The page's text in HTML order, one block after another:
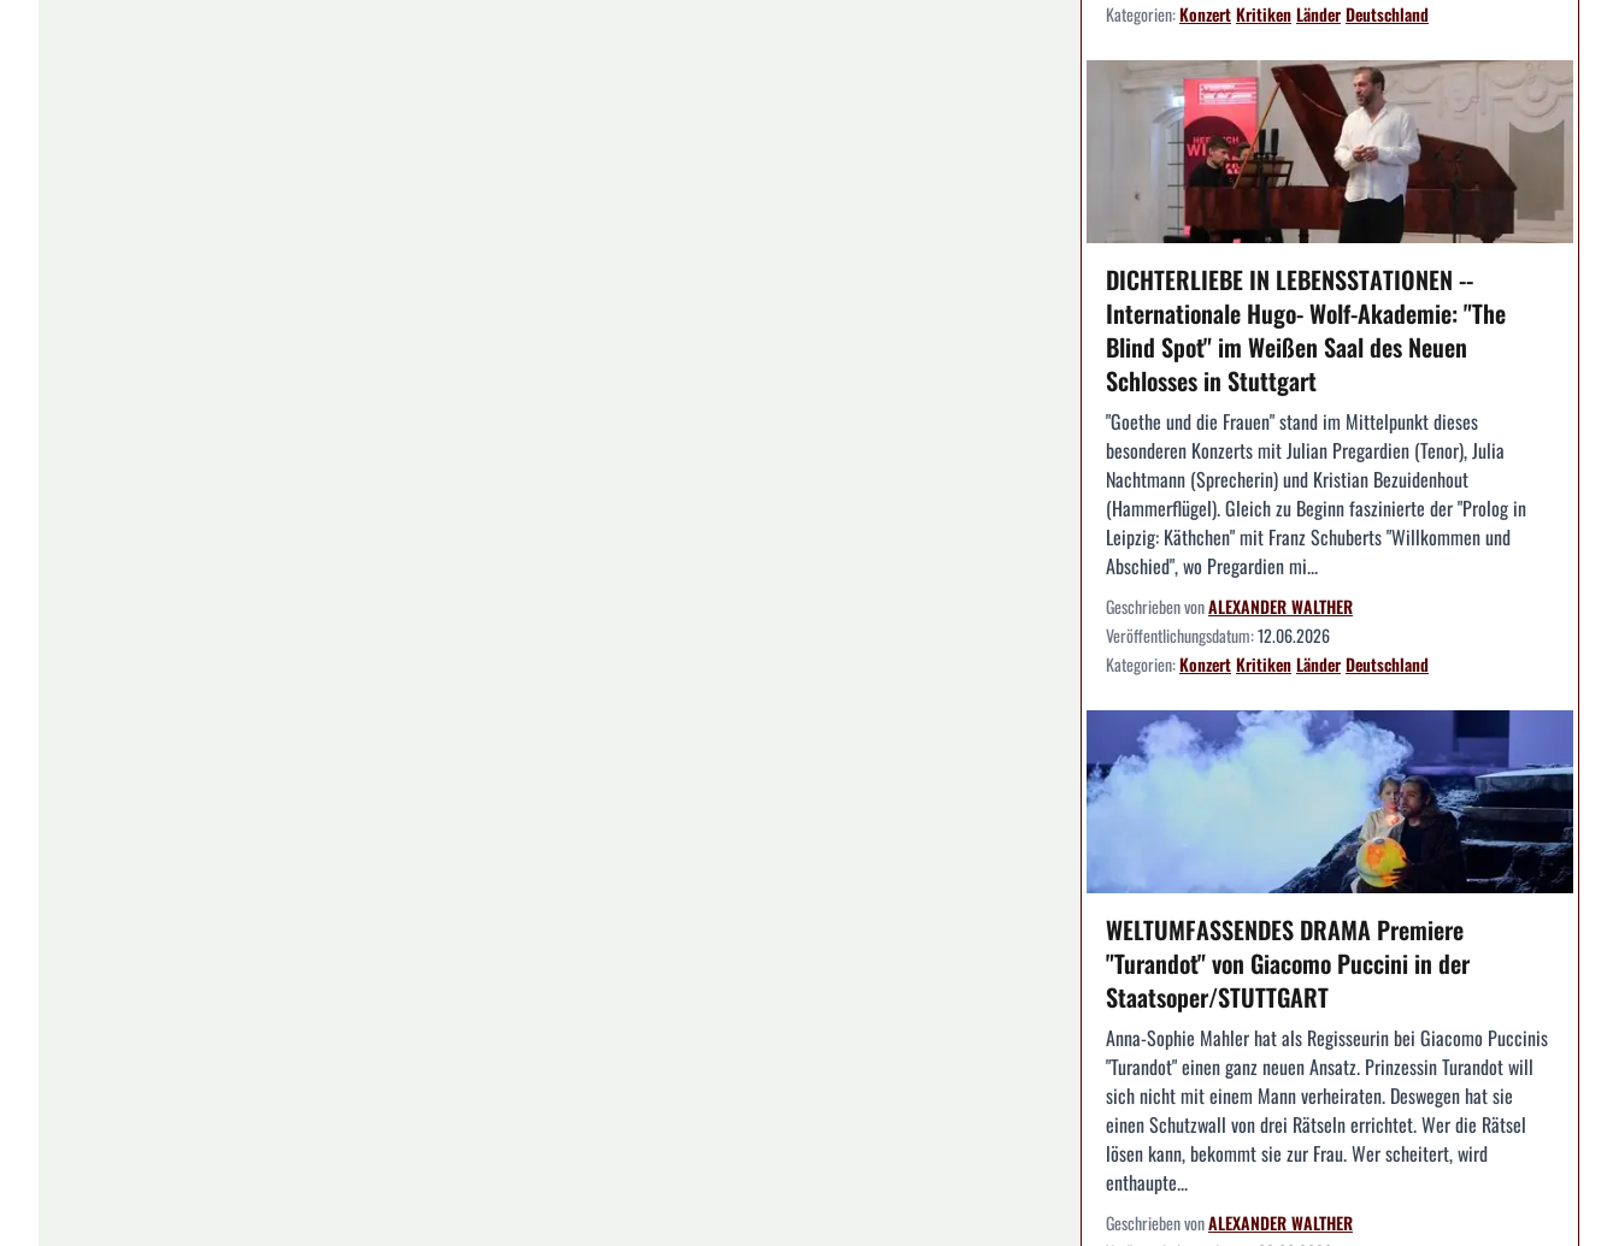
Kategorien:KonzertKritikenLänderDeutschland
DICHTERLIEBE IN LEBENSSTATIONEN --
Internationale Hugo- Wolf-Akademie: "The
Blind Spot" im Weißen Saal des Neuen
Schlosses in Stuttgart
"Goethe und die Frauen" stand im Mittelpunkt dieses
besonderen Konzerts mit Julian Pregardien (Tenor), Julia
Nachtmann (Sprecherin) und Kristian Bezuidenhout
(Hammerflügel). Gleich zu Beginn faszinierte der "Prolog in
Leipzig: Käthchen" mit Franz Schuberts "Willkommen und
Abschied", wo Pregardien mi...
Geschrieben vonALEXANDER WALTHER
Veröffentlichungsdatum:12.06.2026
Kategorien:KonzertKritikenLänderDeutschland
WELTUMFASSENDES DRAMA Premiere
"Turandot" von Giacomo Puccini in der
Staatsoper/STUTTGART
Anna-Sophie Mahler hat als Regisseurin bei Giacomo Puccinis
"Turandot" einen ganz neuen Ansatz. Prinzessin Turandot will
sich nicht mit einem Mann verheiraten. Deswegen hat sie
einen Schutzwall von drei Rätseln errichtet. Wer die Rätsel
lösen kann, bekommt sie zur Frau. Wer scheitert, wird
enthaupte...
Geschrieben vonALEXANDER WALTHER